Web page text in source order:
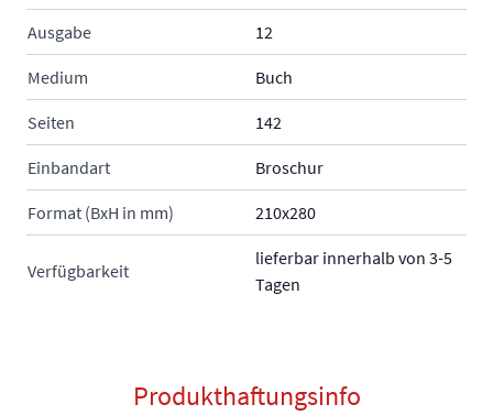
Ausgabe 12
Medium Buch
Seiten 142
Einbandart Broschur
Format (BxH in mm) 210x280
Verfügbarkeit
lieferbar innerhalb von 3-5
Tagen
Produkthaftungsinfo